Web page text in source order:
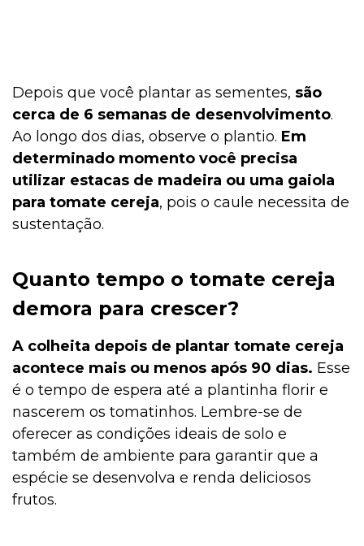
Depois que você plantar as sementes, são
cerca de 6 semanas de desenvolvimento.
Ao longo dos dias, observe o plantio. Em
determinado momento você precisa
utilizar estacas de madeira ou uma gaiola
para tomate cereja, pois o caule necessita de
sustentação.
Quanto tempo o tomate cereja
demora para crescer?
A colheita depois de plantar tomate cereja
acontece mais ou menos após 90 dias. Esse
é o tempo de espera até a plantinha florir e
nascerem os tomatinhos. Lembre-se de
oferecer as condições ideais de solo e
também de ambiente para garantir que a
espécie se desenvolva e renda deliciosos
frutos.